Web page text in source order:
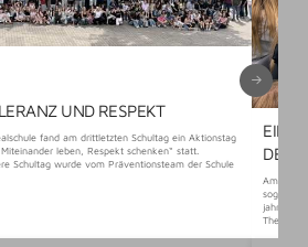
UND RESPEKT
fand am drittletzten Schultag ein Aktionstag
leben, Respekt schenken“ statt.
Schultag wurde vom Präventionsteam der Schule
EIN
DER
Am
Themen